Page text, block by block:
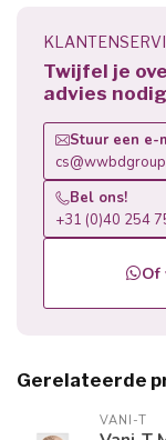
Twijfel je
advies
Stuur een e-
Bel ons!
+31 (0)40 254
Of
Gerelateerde
VANI-T